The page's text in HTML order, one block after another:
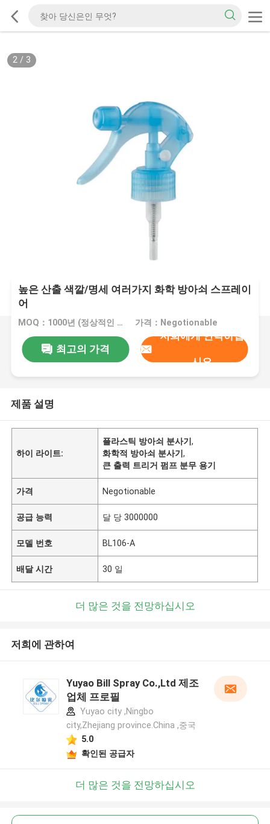
2/ 3
높은 산출 색깔/명세 여러가지 화학 방아쇠 스프레이
어
MOQ：1000년 (정상적인 색깔은 어떤 수든지 좋습니다) 가격：Negotionable
최고의 가격
저희에게 연락하십
시오
제품 설명
하이 라이트:
플라스틱 방아쇠 분사기,
화학적 방아쇠 분사기,
큰 출력 트리거 펌프 분무 용기
가격 Negotionable
공급 능력 달 당 3000000
모델 번호 BL106-A
배달 시간 30 일
더 많은 것을 전망하십시오
저희에 관하여
Yuyao Bill Spray Co.,Ltd 제조
업체 프로필
Yuyao city ,Ningbo
city,Zhejiang province.China ,중국
5.0
확인된 공급자
더 많은 것을 전망하십시오